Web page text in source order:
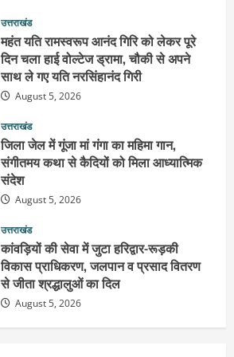
उत्तराखंड
महंत यति रामस्वरूप आनंद गिरि को लेकर पूरे
दिन चला हाई वोल्टेज ड्रामा, चौकी से अपने
साथ ले गए यति नरसिंहानंद गिरी
August 5, 2026
उत्तराखंड
जिला जेल में गूंजा मां गंगा का महिमा गान,
संगीतमय कथा से कैदियों को मिला आध्यात्मिक
संदेश
August 5, 2026
उत्तराखंड
कांवड़ियों की सेवा में जुटा हरिद्वार-रूड़की
विकास प्राधिकरण, जलपान व प्रसाद वितरण
से जीता श्रद्धालुओं का दिल
August 5, 2026